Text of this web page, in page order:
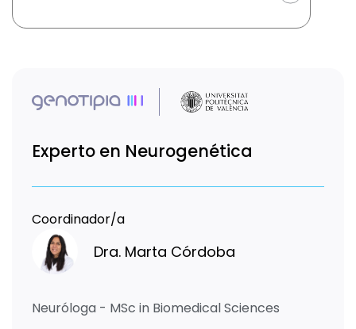
Experto en Neurogenética
Coordinador/a
Dra. Marta Córdoba
Neuróloga - MSc in Biomedical Sciences